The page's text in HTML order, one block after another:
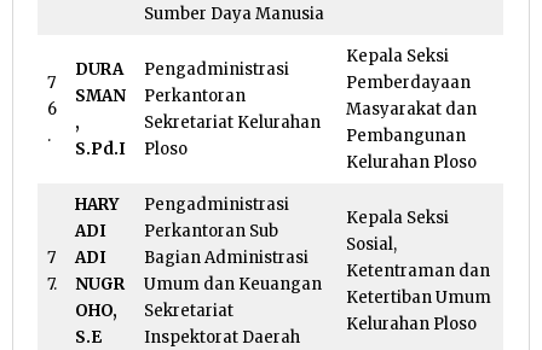
Sumber Daya Manusia
7
6
.
DURA
SMAN
,
S.Pd.I
Pengadministrasi
Perkantoran
Sekretariat Kelurahan
Ploso
Kepala Seksi
Pemberdayaan
Masyarakat dan
Pembangunan
Kelurahan Ploso
7
7.
HARY
ADI
ADI
NUGR
OHO,
S.E
Pengadministrasi
Perkantoran Sub
Bagian Administrasi
Umum dan Keuangan
Sekretariat
Inspektorat Daerah
Kepala Seksi
Sosial,
Ketentraman dan
Ketertiban Umum
Kelurahan Ploso